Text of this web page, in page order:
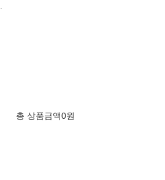
총 상품금액0원